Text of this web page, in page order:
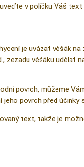
v políčku Váš
je uvázat věšák
zezadu věšáku udělat
povrch, můžeme
jeho povrch před
text, takže je